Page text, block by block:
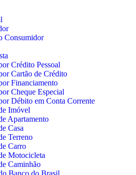
Consumidor
Crédito Pessoal
Cartão de Crédito
Financiamento
Cheque Especial
Débito em Conta Corrente
Imóvel
Apartamento
Casa
Terreno
Carro
Motocicleta
Caminhão